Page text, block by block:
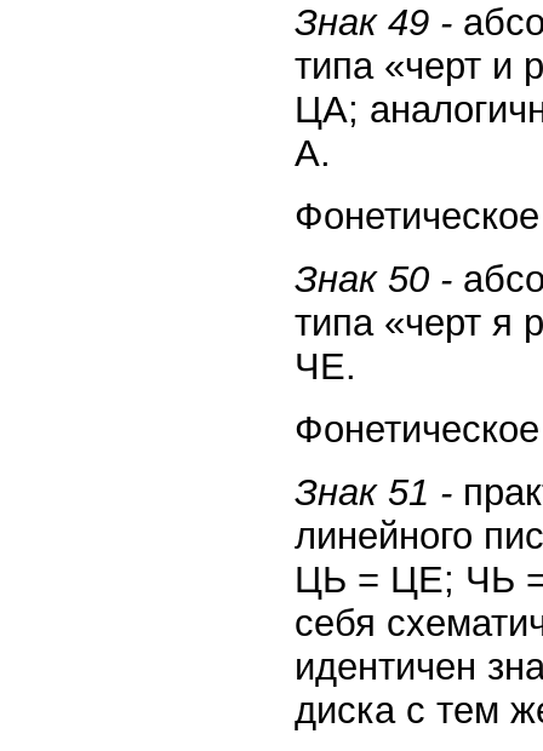
Знак 49 -
типа «черт и
ЦА;
А.
Знак 50 -
типа «черт я
ЧЕ.
Знак 51 -
линейного
ЦЬ = ЦE; ЧЬ =
себя
идентичен
диска с тем